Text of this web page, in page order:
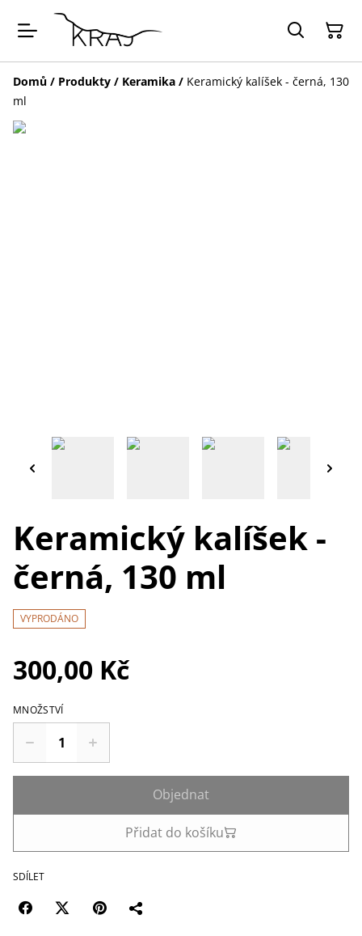
Domů / Produkty / Keramika / Keramický kalíšek - černá, 130
ml
Keramický kalíšek -
černá, 130 ml
VYPRODÁNO
300,00 Kč
MNOŽSTVÍ
Objednat
Přidat do košíku
SDÍLET